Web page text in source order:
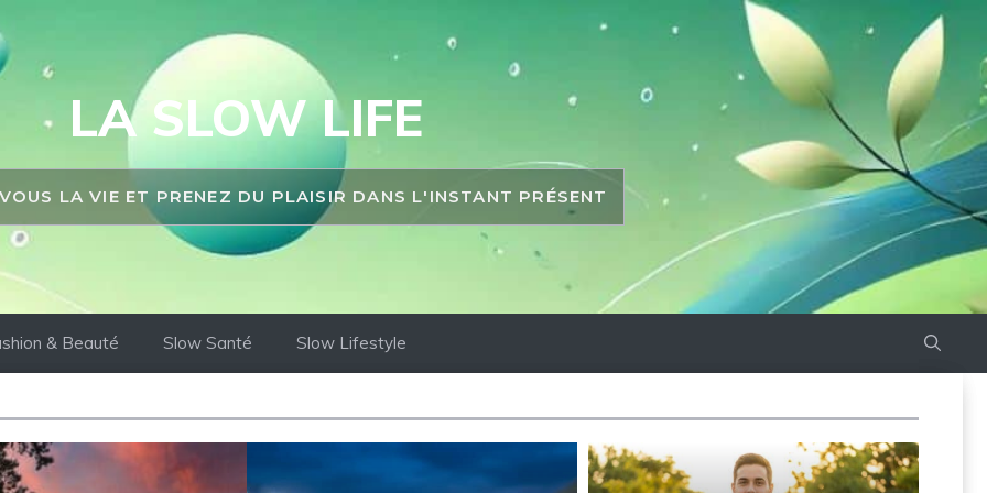
LA SLOW LIFE
LA VIE ET PRENEZ DU PLAISIR DANS L'INSTANT PRÉSENT
& Beauté Slow Santé Slow Lifestyle